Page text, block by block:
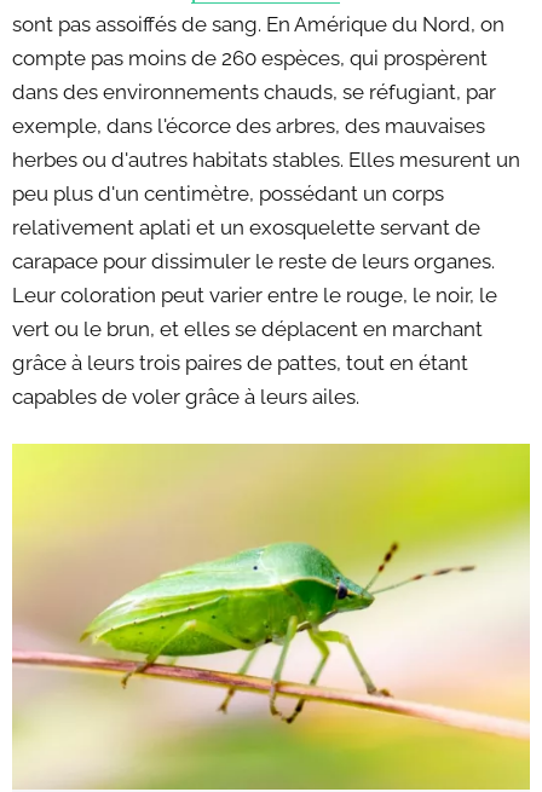
sont pas assoiffés de sang. En Amérique du Nord, on
compte pas moins de 260 espèces, qui prospèrent
dans des environnements chauds, se réfugiant, par
exemple, dans l'écorce des arbres, des mauvaises
herbes ou d'autres habitats stables. Elles mesurent un
peu plus d'un centimètre, possédant un corps
relativement aplati et un exosquelette servant de
carapace pour dissimuler le reste de leurs organes.
Leur coloration peut varier entre le rouge, le noir, le
vert ou le brun, et elles se déplacent en marchant
grâce à leurs trois paires de pattes, tout en étant
capables de voler grâce à leurs ailes.